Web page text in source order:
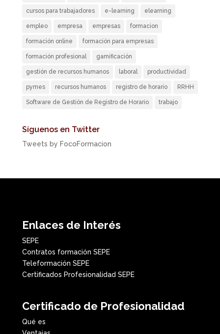
cursos para trabajadores e-learning elearning
empleo empresa empresas formacion
formación online formación para empresas
formación profesional gamificación
gestión de recursos humanos laboral productividad
pymes recursos humanos registro de horario RRHH
Software de Gestión de Registro de Horario trabajo
Síguenos en Twitter
Tweets by FocoFormacion
Enlaces de Interés
SEPE
Contratos formación SEPE
Teleformación SEPE
Certificados Profesionalidad SEPE
Certificado de Profesionalidad
Qué es